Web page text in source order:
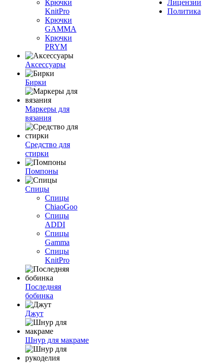
Крючки
KnitPro
Крючки
GAMMA
Крючки
PRYM
Аксессуары
Бирки
Маркеры для
вязания
Средство для
стирки
Помпоны
Спицы
Спицы
ChiaoGoo
Спицы
ADDI
Спицы
Gamma
Спицы
KnitPro
Последняя
бобинка
Джут
Шнур для макраме
Лицензии
Политика